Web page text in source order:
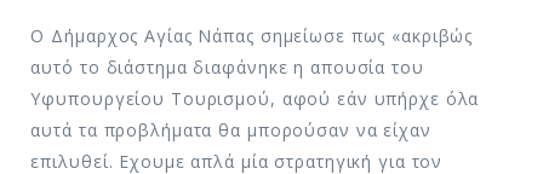
Ο Δήμαρχος Αγίας Νάπας σημείωσε πως «ακριβώς
αυτό το διάστημα διαφάνηκε η απουσία του
Υφυπουργείου Τουρισμού, αφού εάν υπήρχε όλα
αυτά τα προβλήματα θα μπορούσαν να είχαν
επιλυθεί. Εχουμε απλά μία στρατηγική για τον